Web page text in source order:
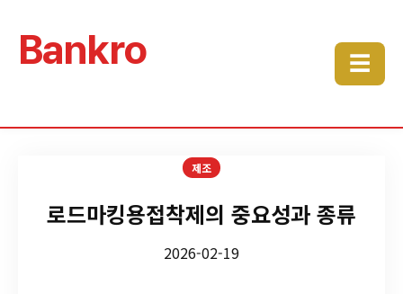
Bankro ☰
제조
로드마킹용접착제의 중요성과 종류
2026-02-19